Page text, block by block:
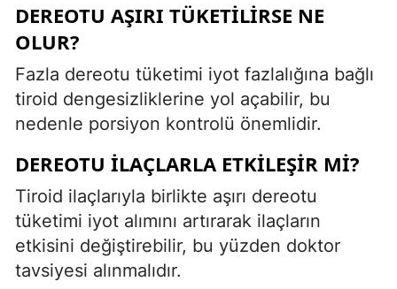
DEREOTU AŞIRI TÜKETILIRSE NE
OLUR?
Fazla dereotu tüketimi iyot fazlalığına bağlı
tiroid dengesizliklerine yol açabilir, bu
nedenle porsiyon kontrolü önemlidir.
DEREOTU İLAÇLARLA ETKILEŞIR MI?
Tiroid ilaçlarıyla birlikte aşırı dereotu
tüketimi iyot alımını artırarak ilaçların
etkisini değiştirebilir, bu yüzden doktor
tavsiyesi alınmalıdır.